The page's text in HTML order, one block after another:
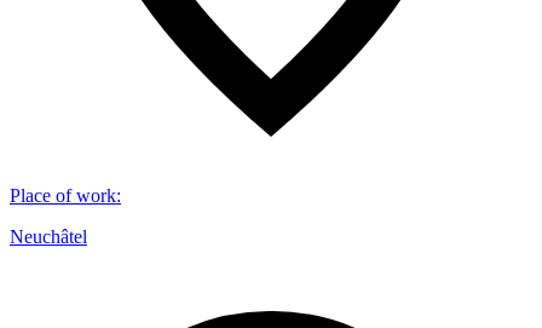
Place of work:
Neuchâtel